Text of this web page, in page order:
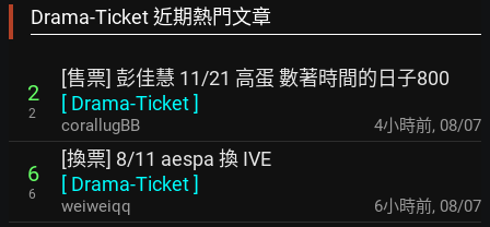
Drama-Ticket 近期熱門文章
2
2
[售票] 彭佳慧 11/21 高蛋 數著時間的日子800
[ Drama-Ticket]
corallugBB 4小時前, 08/07
6
6
[換票] 8/11 aespa 換 IVE
[ Drama-Ticket]
weiweiqq 6小時前, 08/07